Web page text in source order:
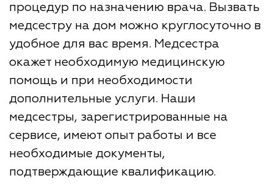
процедур по назначению врача. Вызвать
медсестру на дом можно круглосуточно в
удобное для вас время. Медсестра
окажет необходимую медицинскую
помощь и при необходимости
дополнительные услуги. Наши
медсестры, зарегистрированные на
сервисе, имеют опыт работы и все
необходимые документы,
подтверждающие квалификацию.